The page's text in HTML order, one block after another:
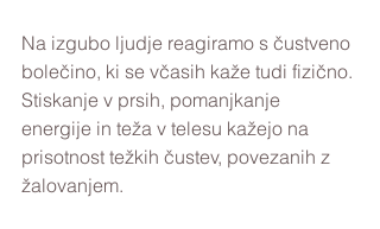
Na izgubo ljudje reagiramo s čustveno
bolečino, ki se včasih kaže tudi fizično.
Stiskanje v prsih, pomanjkanje
energije in teža v telesu kažejo na
prisotnost težkih čustev, povezanih z
žalovanjem.